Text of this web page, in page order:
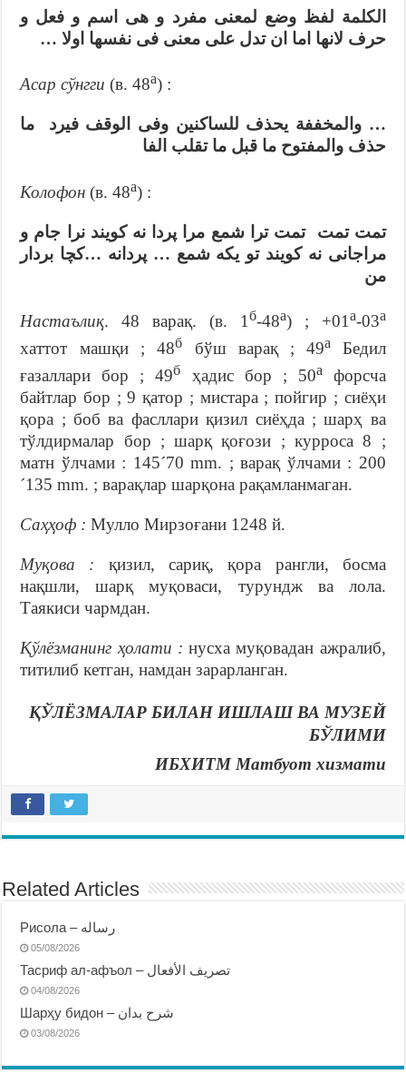
الكلمة لفظ وضع لمعنى مفرد و هى اسم و فعل و
حرف لانها اما ان تدل على معنى فى نفسها اولا …
Асар сўнгги (в. 48а) :
… والمخففة يحذف للساكنين وفى الوقف فيرد ما
حذف والمفتوح ما قبل ما تقلب الفا
Колофон (в. 48а) :
تمت تمت تمت ترا شمع مرا پردا نه کویند نرا جام و
مراجانی نه کویند تو یکه شمع … پردانه …کچا بردار
من
Настаълиқ. 48 варақ. (в. 1 б-48а) ; +01 а-03а
хаттот машқи ; 48б бўш варақ ; 49а Бедил
ғазаллари бор ; 49б ҳадис бор ; 50афорсча
байтлар бор ; 9 қатор ; мистара ; пойгир ; сиёҳи
қора ; боб ва фасллари қизил сиёҳда ; шарҳ ва
тўлдирмалар бор ; шарқ қоғози ; курроса 8 ;
матн ўлчами : 145´70 mm. ; варақ ўлчами : 200
´135 mm. ; варақлар шарқона рақамланмаган.
Саҳҳоф :Мулло Мирзоғани 1248 й.
Муқова : қизил, сариқ, қора рангли, босма
нақшли, шарқ муқоваси, турундж ва лола.
Таякиси чармдан.
Қўлёзманинг ҳолати :нусха муқовадан ажралиб,
титилиб кетган, намдан зарарланган.
ҚЎЛЁЗМАЛАР БИЛАН ИШЛАШ ВА МУЗЕЙ
БЎЛИМИ
ИБХИТМ Матбуот хизмати
Related Articles
Рисола – رساله
05/08/2026
Тасриф ал-афъол – تصريف الأفعال
04/08/2026
Шарҳу бидон – شرح بدان
03/08/2026